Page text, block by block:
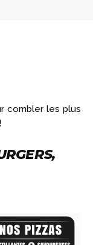
combler les plus